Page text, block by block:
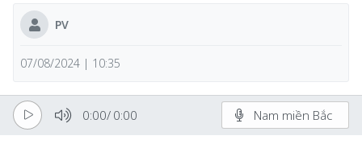
PV
07/08/2024 | 10:35
0:00/ 0:00 Nam miền Bắc